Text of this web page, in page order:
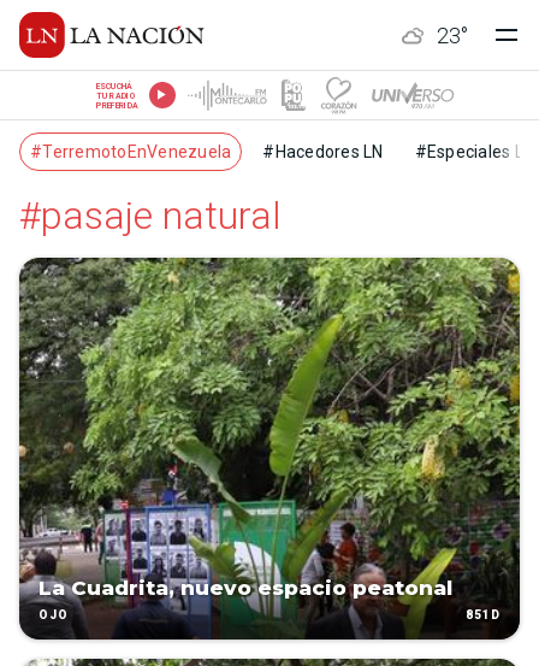
23°
ESCUCHÁ
TU RADIO
PREFERIDA
#TerremotoEnVenezuela #Hacedores LN #Especiales LN
#pasaje natural
La Cuadrita, nuevo espacio peatonal
OJO 851D